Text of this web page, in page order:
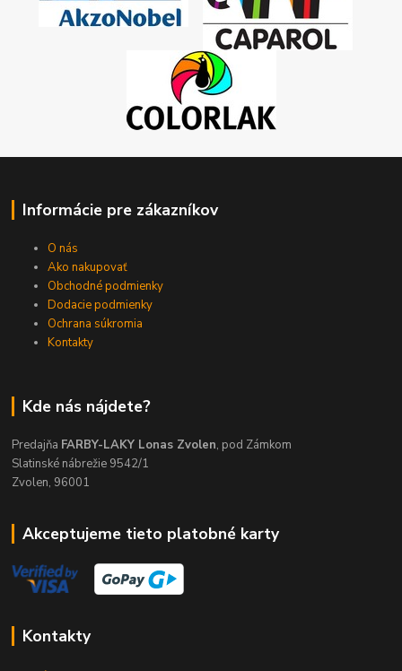
Informácie pre zákazníkov
O nás
Ako nakupovať
Obchodné podmienky
Dodacie podmienky
Ochrana súkromia
Kontakty
Kde nás nájdete?
Predajňa FARBY-LAKY Lonas Zvolen, pod Zámkom
Slatinské nábrežie 9542/1
Zvolen, 96001
Akceptujeme tieto platobné karty
Kontakty